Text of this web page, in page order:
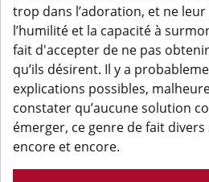
trop dans l’adoration, et ne
l’humilité et la capacité à
fait d'accepter de ne pas
qu’ils désirent. Il y a
explications possibles,
constater qu’aucune solution
émerger, ce genre de fait
encore et encore.